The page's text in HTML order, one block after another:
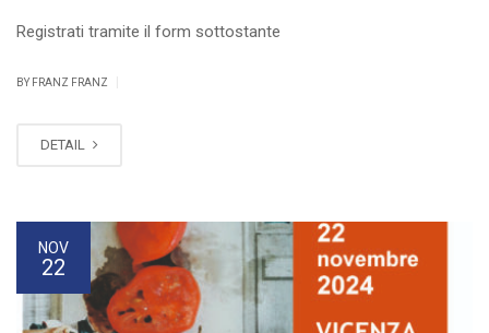
Registrati tramite il form sottostante
BY FRANZ FRANZ
DETAIL
NOV
22